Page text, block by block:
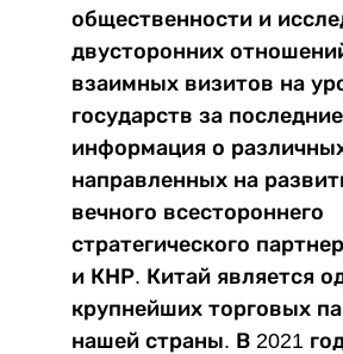
общественности и
двусторонних
взаимных визитов на
государств за
информация о
направленных на
вечного всестороннего
стратегического
и КНР. Китай является
крупнейших торговых
нашей страны. В 2021